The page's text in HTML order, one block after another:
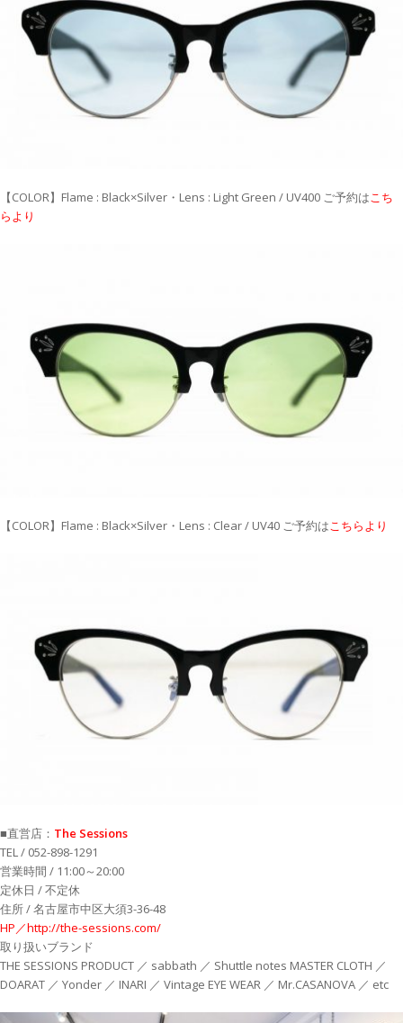
【COLOR】Flame : Black×Silver・Lens : Light Green / UV400 ご予約はこち
らより
【COLOR】Flame : Black×Silver・Lens : Clear / UV40 ご予約はこちらより
■直営店： The Sessions
TEL / 052-898-1291
営業時間 / 11:00～20:00
定休日 / 不定休
住所 / 名古屋市中区大須3-36-48
HP／http://the-sessions.com/
取り扱いブランド
THE SESSIONS PRODUCT ／ sabbath ／ Shuttle notes MASTER CLOTH ／
DOARAT ／ Yonder ／ INARI ／ Vintage EYE WEAR ／ Mr.CASANOVA ／ etc